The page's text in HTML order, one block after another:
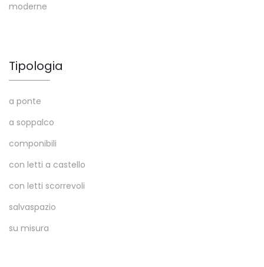
moderne
Tipologia
a ponte
a soppalco
componibili
con letti a castello
con letti scorrevoli
salvaspazio
su misura